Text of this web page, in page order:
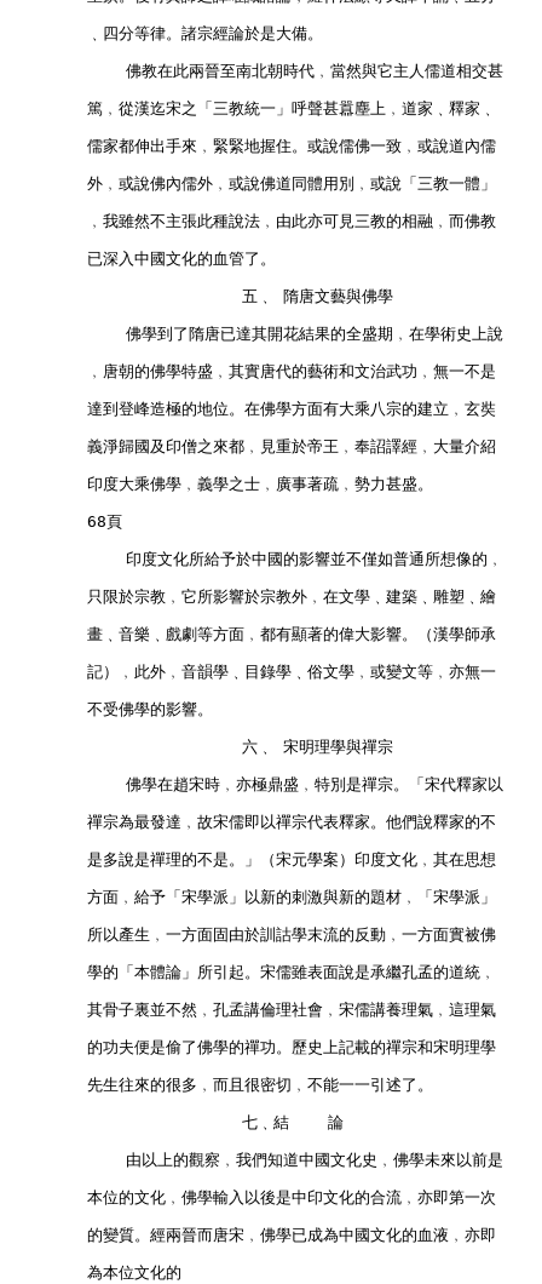
        ﹑四分等律。諸宗經論於是大備。
            佛教在此兩晉至南北朝時代﹐當然與它主人儒道相交甚
        篤﹐從漢迄宋之「三教統一」呼聲甚囂塵上﹐道家﹑釋家﹑
        儒家都伸出手來﹐緊緊地握住。或說儒佛一致﹐或說道內儒
        外﹐或說佛內儒外﹐或說佛道同體用別﹐或說「三教一體」
        ﹐我雖然不主張此種說法﹐由此亦可見三教的相融﹐而佛教
        已深入中國文化的血管了。
                        五﹑ 隋唐文藝與佛學
            佛學到了隋唐已達其開花結果的全盛期﹐在學術史上說
        ﹐唐朝的佛學特盛﹐其實唐代的藝術和文治武功﹐無一不是
        達到登峰造極的地位。在佛學方面有大乘八宗的建立﹐玄奘
        義淨歸國及印僧之來都﹐見重於帝王﹐奉詔譯經﹐大量介紹
        印度大乘佛學﹐義學之士﹐廣事著疏﹐勢力甚盛。
        68頁
            印度文化所給予於中國的影響並不僅如普通所想像的﹐
        只限於宗教﹐它所影響於宗教外﹐在文學﹑建築﹑雕塑﹑繪
        畫﹑音樂﹑戲劇等方面﹐都有顯著的偉大影響。（漢學師承
        記）﹐此外﹐音韻學﹑目錄學﹑俗文學﹐或變文等﹐亦無一
        不受佛學的影響。
                        六﹑ 宋明理學與禪宗
            佛學在趙宋時﹐亦極鼎盛﹐特別是禪宗。「宋代釋家以
        禪宗為最發達﹐故宋儒即以禪宗代表釋家。他們說釋家的不
        是多說是禪理的不是。」（宋元學案）印度文化﹐其在思想
        方面﹐給予「宋學派」以新的刺激與新的題材﹐「宋學派」
        所以產生﹐一方面固由於訓詁學末流的反動﹐一方面實被佛
        學的「本體論」所引起。宋儒雖表面說是承繼孔孟的道統﹐
        其骨子裏並不然﹐孔孟講倫理社會﹐宋儒講養理氣﹐這理氣
        的功夫便是偷了佛學的禪功。歷史上記載的禪宗和宋明理學
        先生往來的很多﹐而且很密切﹐不能一一引述了。
                        七﹑結    論
            由以上的觀察﹐我們知道中國文化史﹐佛學未來以前是
        本位的文化﹐佛學輸入以後是中印文化的合流﹐亦即第一次
        的變質。經兩晉而唐宋﹐佛學已成為中國文化的血液﹐亦即
        為本位文化的